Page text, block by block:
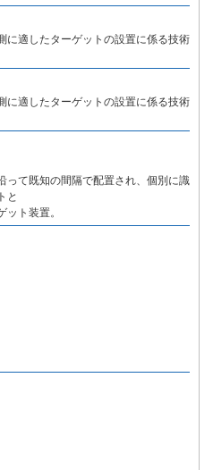
に適したターゲットの設置に係る技術
に適したターゲットの設置に係る技術
って既知の間隔で配置され、個別に識
と
ト装置。